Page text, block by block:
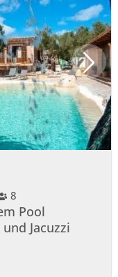
8
Pool
Jacuzzi